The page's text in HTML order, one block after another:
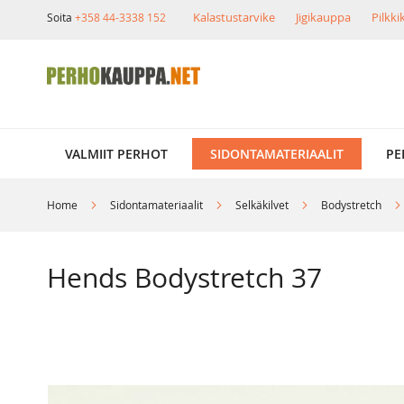
Soita +358 44-3338 152 Kalastustarvike Jigikauppa
VALMIIT PERHOT SIDONTAMATERIAALIT
Home Sidontamateriaalit Selkäkilvet Bodystretch
Hends Bodystretch 37
end